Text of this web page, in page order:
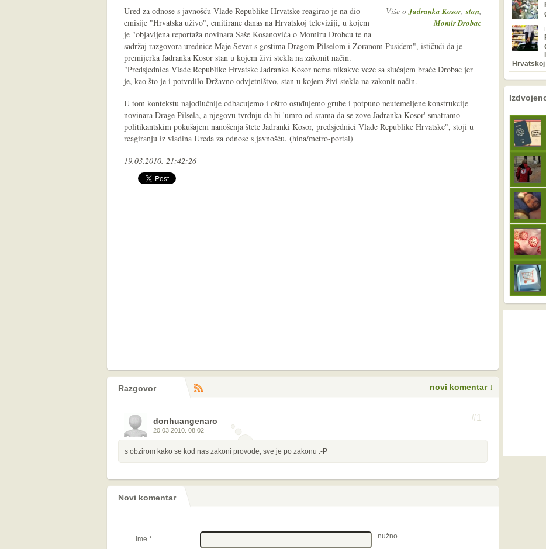
Više oJadranka Kosor,stan,
Momir Drobac
Ured za odnose s javnošću Vlade Republike Hrvatske reagirao je na dio
emisije "Hrvatska uživo", emitirane danas na Hrvatskoj televiziji, u kojem
je "objavljena reportaža novinara Saše Kosanovića o Momiru Drobcu te na
sadržaj razgovora urednice Maje Sever s gostima Dragom Pilselom i Zoranom Pusićem", ističući da je
premijerka Jadranka Kosor stan u kojem živi stekla na zakonit način.
"Predsjednica Vlade Republike Hrvatske Jadranka Kosor nema nikakve veze sa slučajem braće Drobac jer
je, kao što je i potvrdilo Državno odvjetništvo, stan u kojem živi stekla na zakonit način.
U tom kontekstu najodlučnije odbacujemo i oštro osuđujemo grube i potpuno neutemeljene konstrukcije
novinara Drage Pilsela, a njegovu tvrdnju da bi 'umro od srama da se zove Jadranka Kosor' smatramo
politikantskim pokušajem nanošenja štete Jadranki Kosor, predsjednici Vlade Republike Hrvatske", stoji u
reagiranju iz vladina Ureda za odnose s javnošću. (hina/metro-portal)
19.03.2010. 21:42:26
Razgovor
komentara
novi komentar ↓
donhuangenaro
20.03.2010. 08:02
#1
s obzirom kako se kod nas zakoni provode, sve je po zakonu :-P
Novi komentar
Ime * nužno
Hrvatskoj
nema prethodne stranice
sljedeće